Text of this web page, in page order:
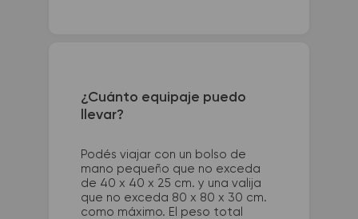
¿Cuánto equipaje puedo
llevar?
Podés viajar con un bolso de
mano pequeño que no exceda
de 40 x 40 x 25 cm. y una valija
que no exceda 80 x 80 x 30 cm.
como máximo. El peso total